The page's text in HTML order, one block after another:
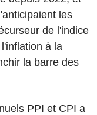
les
de l'indice
à la
la barre des
PPI et CPI a